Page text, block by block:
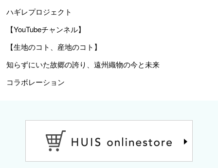
ハギレプロジェクト
【YouTubeチャンネル】
【生地のコト、産地のコト】
知らずにいた故郷の誇り、遠州織物の今と未来
コラボレーション